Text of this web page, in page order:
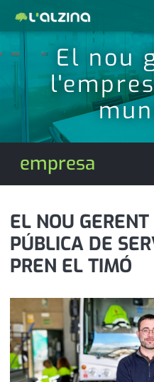
medi
El nou
empresa
EL NOU
PÚBLICA DE
PREN EL TIMÓ